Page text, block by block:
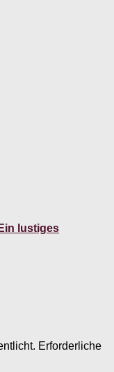
lustiges
Erforderliche